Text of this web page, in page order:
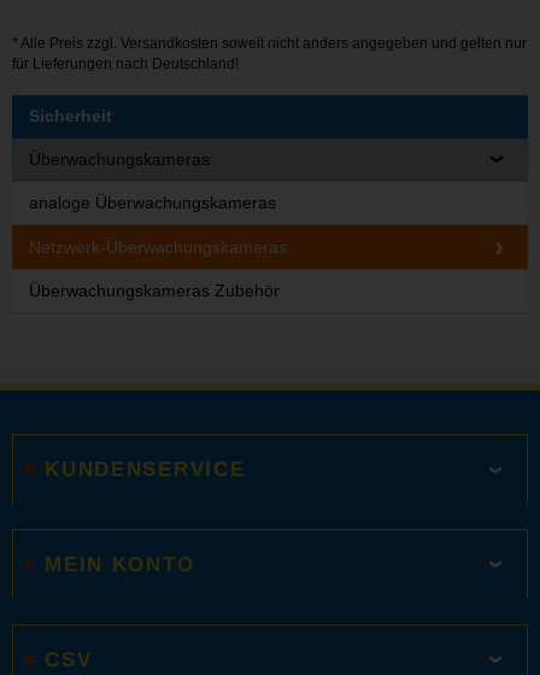
* Alle Preis zzgl. Versandkosten soweit nicht anders angegeben und gelten nur
für Lieferungen nach Deutschland!
Sicherheit
Überwachungskameras
analoge Überwachungskameras
Netzwerk-Überwachungskameras
Überwachungskameras Zubehör
KUNDENSERVICE
MEIN KONTO
CSV